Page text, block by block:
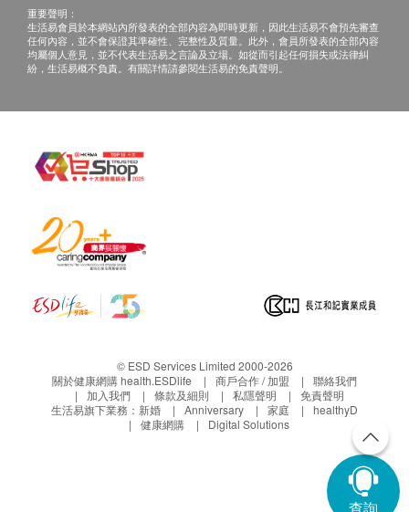
重要聲明：
生活易會員於本網站內所發表的全部內容為即時更新，因此生活易不會預先審查
任何內容，並不會保證其準確性、完整性及質量。此外，會員所發表的全部內容
均屬個人意見，並不代表生活易之言論及立場。如從而引起任何損失或法律糾
紛，生活易概不負責。有關詳情請參閱生活易的免責聲明。
© ESD Services Limited 2000-2026
關於健康網購 health.ESDlife
商戶合作 / 加盟
聯絡我們
加入我們
條款及細則 私隱聲明
免責聲明
生活易旗下業務： 新婚 Anniversary 家庭
healthyD
健康網購
Digital Solutions